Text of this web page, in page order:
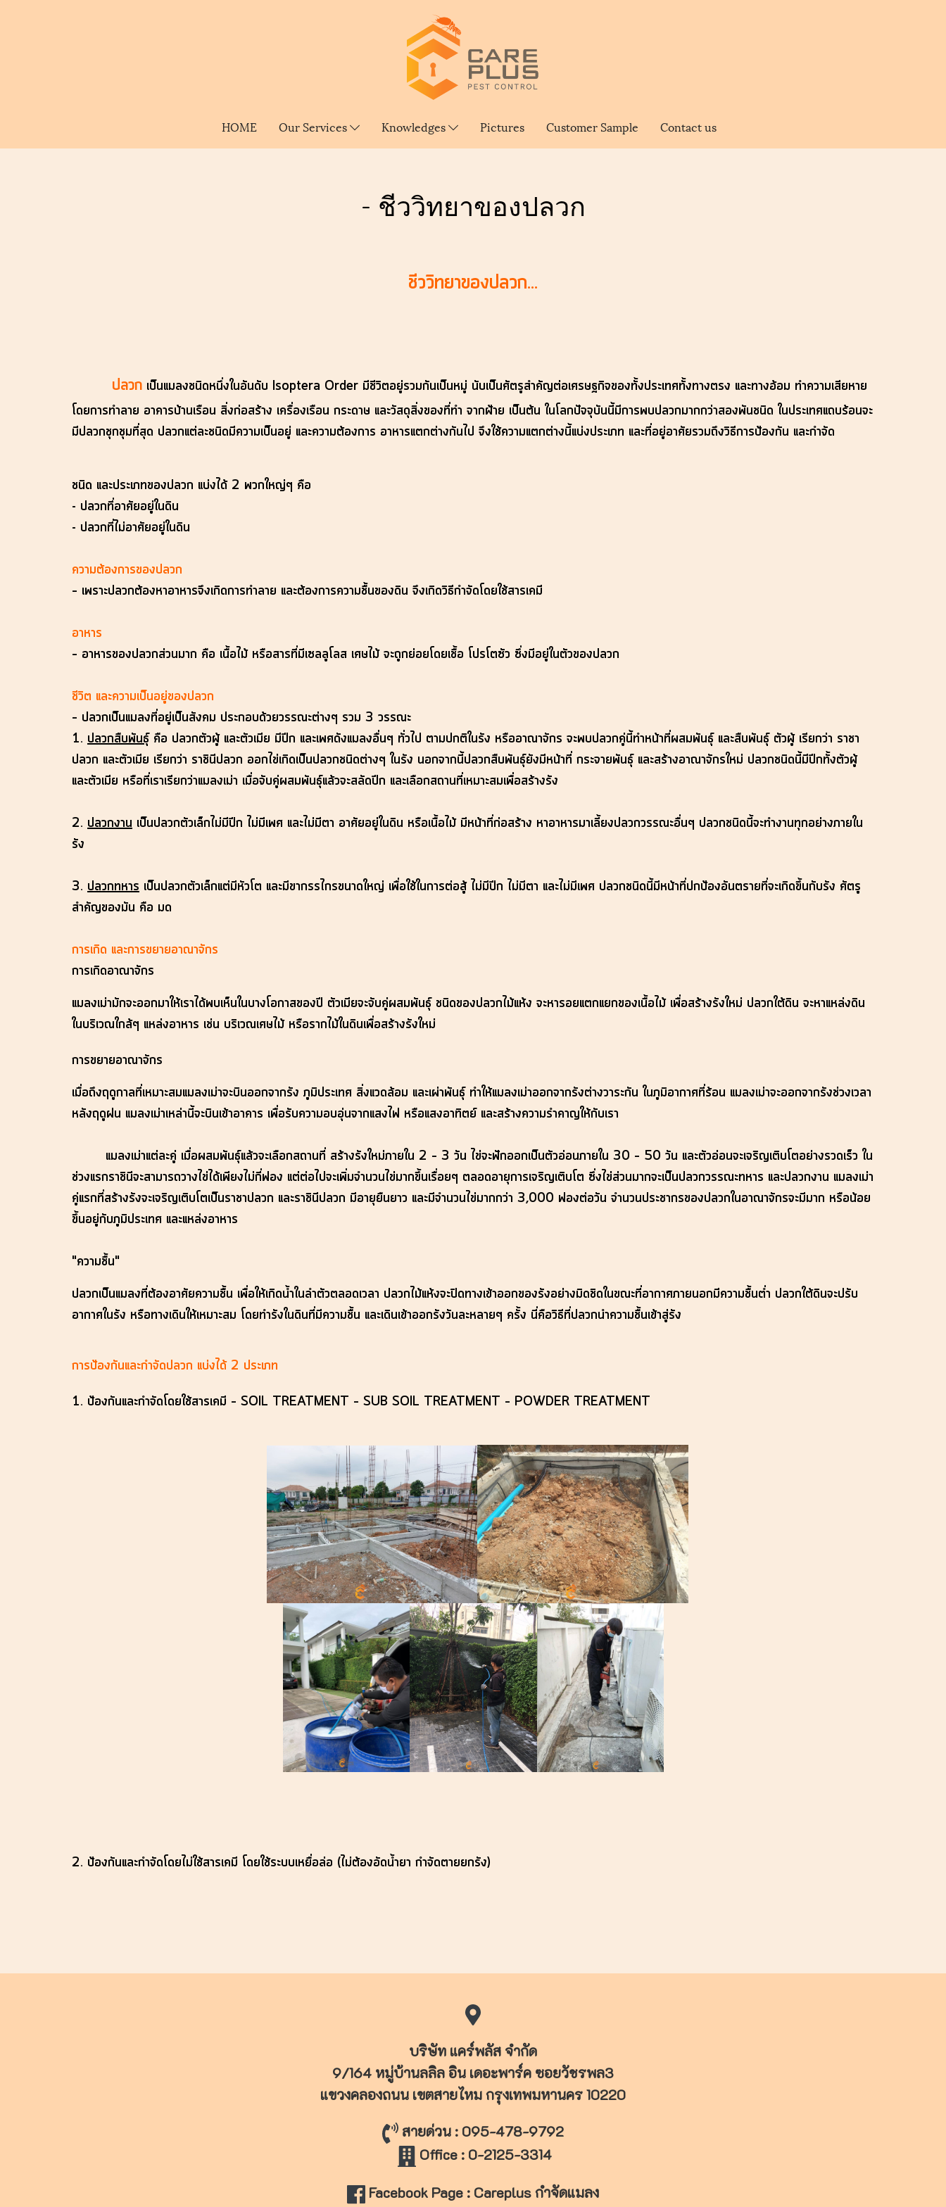
HOME Our Services Knowledges Pictures Customer Sample Contact us
- ชีววิทยาของปลวก
ชีววิทยาของปลวก...
ปลวก เป็นแมลงชนิดหนึ่งในอันดับ Isoptera Order มีชีวิตอยู่รวมกันเป็นหมู่ นับเป็นศัตรูสำคัญต่อเศรษฐกิจของทั้งประเทศทั้งทางตรง และทางอ้อม ทำความเสียหาย
โดยการทำลาย อาคารบ้านเรือน สิ่งก่อสร้าง เครื่องเรือน กระดาษ และวัสดุสิ่งของที่ทำ จากฝ้าย เป็นต้น ในโลกปัจจุบันนี้มีการพบปลวกมากกว่าสองพันชนิด ในประเทศแถบร้อนจะ
มีปลวกชุกชุมที่สุด ปลวกแต่ละชนิดมีความเป็นอยู่ และความต้องการ อาหารแตกต่างกันไป จึงใช้ความแตกต่างนี้แบ่งประเภท และที่อยู่อาศัยรวมถึงวิธีการป้องกัน และกำจัด
ชนิด และประเภทของปลวก แบ่งได้ 2 พวกใหญ่ๆ คือ
- ปลวกที่อาศัยอยู่ในดิน
- ปลวกที่ไม่อาศัยอยู่ในดิน
ความต้องการของปลวก
– เพราะปลวกต้องหาอาหารจึงเกิดการทำลาย และต้องการความชื้นของดิน จึงเกิดวิธีกำจัดโดยใช้สารเคมี
อาหาร
– อาหารของปลวกส่วนมาก คือ เนื้อไม้ หรือสารที่มีเซลลูโลส เศษไม้ จะถูกย่อยโดยเชื้อ โปรโตซัว ซึ่งมีอยู่ในตัวของปลวก
ชีวิต และความเป็นอยู่ของปลวก
– ปลวกเป็นแมลงที่อยู่เป็นสังคม ประกอบด้วยวรรณะต่างๆ รวม 3 วรรณะ
1. ปลวกสืบพันธุ์คือ ปลวกตัวผู้ และตัวเมีย มีปีก และเพศดังแมลงอื่นๆ ทั่วไป ตามปกติในรัง หรืออาณาจักร จะพบปลวกคู่นี้ทำหน้าที่ผสมพันธุ์ และสืบพันธุ์ ตัวผู้ เรียกว่า ราชา
ปลวก และตัวเมีย เรียกว่า ราชินีปลวก ออกไข่เกิดเป็นปลวกชนิดต่างๆ ในรัง นอกจากนี้ปลวกสืบพันธุ์ยังมีหน้าที่ กระจายพันธุ์ และสร้างอาณาจักรใหม่ ปลวกชนิดนี้มีปีกทั้งตัวผู้
และตัวเมีย หรือที่เราเรียกว่าแมลงเม่า เมื่อจับคู่ผสมพันธุ์แล้วจะสลัดปีก และเลือกสถานที่เหมาะสมเพื่อสร้างรัง
2. ปลวกงาน เป็นปลวกตัวเล็กไม่มีปีก ไม่มีเพศ และไม่มีตา อาศัยอยู่ในดิน หรือเนื้อไม้ มีหน้าที่ก่อสร้าง หาอาหารมาเลี้ยงปลวกวรรณะอื่นๆ ปลวกชนิดนี้จะทำงานทุกอย่างภายใน
รัง
3. ปลวกทหาร เป็นปลวกตัวเล็กแต่มีหัวโต และมีขากรรไกรขนาดใหญ่ เพื่อใช้ในการต่อสู้ ไม่มีปีก ไม่มีตา และไม่มีเพศ ปลวกชนิดนี้มีหน้าที่ปกป้องอันตรายที่จะเกิดขึ้นกับรัง ศัตรู
สำคัญของมัน คือ มด
การเกิด และการขยายอาณาจักร
การเกิดอาณาจักร
แมลงเม่ามักจะออกมาให้เราได้พบเห็นในบางโอกาสของปี ตัวเมียจะจับคู่ผสมพันธุ์ ชนิดของปลวกไม้แห้ง จะหารอยแตกแยกของเนื้อไม้ เพื่อสร้างรังใหม่ ปลวกใต้ดิน จะหาแหล่งดิน
ในบริเวณใกล้ๆ แหล่งอาหาร เช่น บริเวณเศษไม้ หรือรากไม้ในดินเพื่อสร้างรังใหม่
การขยายอาณาจักร
เมื่อถึงฤดูกาลที่เหมาะสมแมลงเม่าจะบินออกจากรัง ภูมิประเทศ สิ่งแวดล้อม และเผ่าพันธุ์ ทำให้แมลงเม่าออกจากรังต่างวาระกัน ในภูมิอากาศที่ร้อน แมลงเม่าจะออกจากรังช่วงเวลา
หลังฤดูฝน แมลงเม่าเหล่านี้จะบินเข้าอาคาร เพื่อรับความอบอุ่นจากแสงไฟ หรือแสงอาทิตย์ และสร้างความรำคาญให้กับเรา
แมลงเม่าแต่ละคู่ เมื่อผสมพันธุ์แล้วจะเลือกสถานที่ สร้างรังใหม่ภายใน 2 – 3 วัน ไข่จะฟักออกเป็นตัวอ่อนภายใน 30 – 50 วัน และตัวอ่อนจะเจริญเติบโตอย่างรวดเร็ว ใน
ช่วงแรกราชินีจะสามารถวางไข่ได้เพียงไม่กี่ฟอง แต่ต่อไปจะเพิ่มจำนวนไข่มากขึ้นเรื่อยๆ ตลอดอายุการเจริญเติบโต ซึ่งไข่ส่วนมากจะเป็นปลวกวรรณะทหาร และปลวกงาน แมลงเม่า
คู่แรกที่สร้างรังจะเจริญเติบโตเป็นราชาปลวก และราชินีปลวก มีอายุยืนยาว และมีจำนวนไข่มากกว่า 3,000 ฟองต่อวัน จำนวนประชากรของปลวกในอาณาจักรจะมีมาก หรือน้อย
ขึ้นอยู่กับภูมิประเทศ และแหล่งอาหาร
"ความชื้น"
ปลวกเป็นแมลงที่ต้องอาศัยความชื้น เพื่อให้เกิดน้ำในลำตัวตลอดเวลา ปลวกไม้แห้งจะปิดทางเข้าออกของรังอย่างมิดชิดในขณะที่อากาศภายนอกมีความชื้นต่ำ ปลวกใต้ดินจะปรับ
อากาศในรัง หรือทางเดินให้เหมาะสม โดยทำรังในดินที่มีความชื้น และเดินเข้าออกรังวันละหลายๆ ครั้ง นี่คือวิธีที่ปลวกนำความชื้นเข้าสู่รัง
การป้องกันและกำจัดปลวก แบ่งได้ 2 ประเภท
1. ป้องกันและกำจัดโดยใช้สารเคมี – SOIL TREATMENT – SUB SOIL TREATMENT – POWDER TREATMENT
2. ป้องกันและกำจัดโดยไม่ใช้สารเคมี โดยใช้ระบบเหยื่อล่อ (ไม่ต้องอัดน้ำยา กำจัดตายยกรัง)
บริษัท แคร์พลัส จำกัด
9/164 หมู่บ้านลลิล อิน เดอะพาร์ค ซอยวัชรพล3
แขวงคลองถนน เขตสายไหมกรุงเทพมหานคร 10220
สายด่วน : 095-478-9792
Office : 0-2125-3314
Facebook Page : Careplus กำจัดแมลง